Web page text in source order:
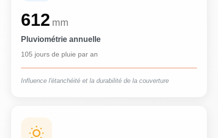
612 mm
Pluviométrie annuelle
105 jours de pluie par an
Influence l'étanchéité et la durabilité de la couverture